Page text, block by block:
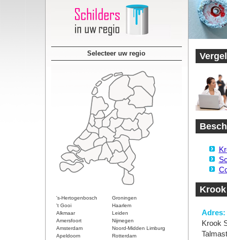
Selecteer uw regio
's-Hertogenbosch
Groningen
't Gooi
Haarlem
Alkmaar
Leiden
Amersfoort
Nijmegen
Amsterdam
Noord-Midden Limburg
Apeldoorn
Rotterdam
Adres:
Krook